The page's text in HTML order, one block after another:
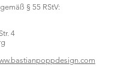
§ 55 RStV:
4